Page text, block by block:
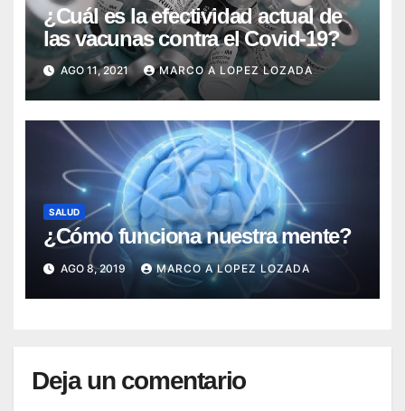
¿Cuál es la efectividad actual de
las vacunas contra el Covid-19?
AGO 11, 2021 MARCO A LOPEZ LOZADA
SALUD
¿Cómo funciona nuestra mente?
AGO 8, 2019 MARCO A LOPEZ LOZADA
Deja un comentario